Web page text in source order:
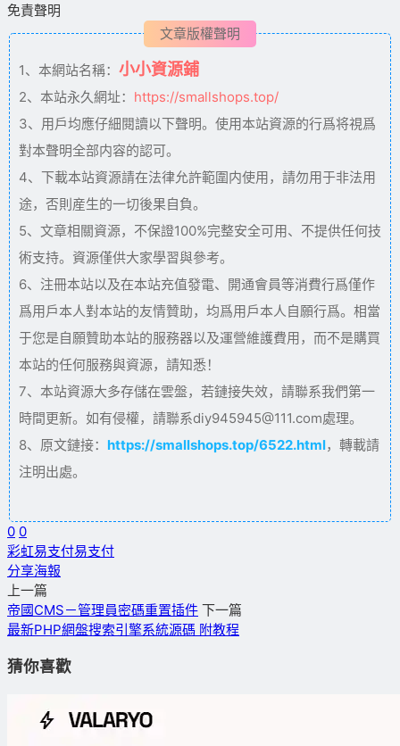
免責聲明
文章版權聲明
1、本網站名稱： 小小資源鋪
2、本站永久網址： https://smallshops.top/
3、用戶均應仔細閱讀以下聲明。使用本站資源的行爲将視爲
對本聲明全部内容的認可。
4、下載本站資源請在法律允許範圍内使用，請勿用于非法用
途，否則産生的一切後果自負。
5、文章相關資源，不保證100%完整安全可用、不提供任何技
術支持。資源僅供大家學習與參考。
6、注冊本站以及在本站充值發電、開通會員等消費行爲僅作
爲用戶本人對本站的友情贊助，均爲用戶本人自願行爲。相當
于您是自願贊助本站的服務器以及運營維護費用，而不是購買
本站的任何服務與資源，請知悉！
7、本站資源大多存儲在雲盤，若鏈接失效，請聯系我們第一
時間更新。如有侵權，請聯系diy945945@111.com處理。
8、原文鏈接： https://smallshops.top/6522.html，轉載請
注明出處。
0 0
彩虹易支付易支付
分享海報
上一篇
帝國CMS－管理員密碼重置插件 下一篇
最新PHP網盤搜索引擎系統源碼 附教程
猜你喜歡